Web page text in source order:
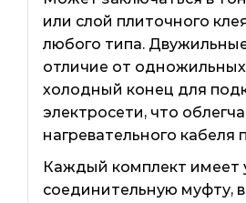
или слой плиточного
любого типа.
отличие от
холодный конец для
электросети, что
нагревательного кабеля
Каждый комплект имеет
соединительную муфту,